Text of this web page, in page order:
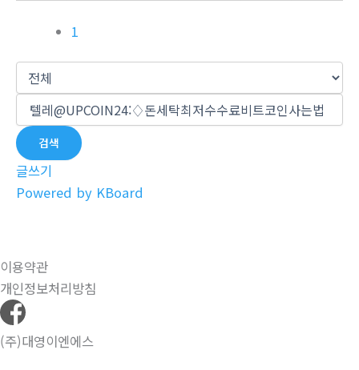
1
검색
글쓰기
Powered by KBoard
이용약관
개인정보처리방침
(주)대영이엔에스